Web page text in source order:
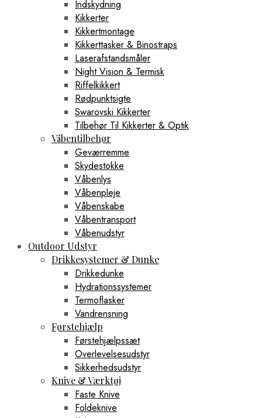
Indskydning
Kikkerter
Kikkertmontage
Kikkerttasker & Binostraps
Laserafstandsmåler
Night Vision & Termisk
Riffelkikkert
Rødpunktsigte
Swarovski Kikkerter
Tilbehør Til Kikkerter & Optik
Våbentilbehør
Geværremme
Skydestokke
Våbenlys
Våbenpleje
Våbenskabe
Våbentransport
Våbenudstyr
Outdoor Udstyr
Drikkesystemer & Dunke
Drikkedunke
Hydrationssystemer
Termoflasker
Vandrensning
Førstehjælp
Førstehjælpssæt
Overlevelsesudstyr
Sikkerhedsudstyr
Knive & Værktøj
Faste Knive
Foldeknive